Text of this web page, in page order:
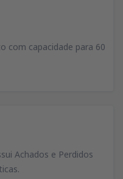
com capacidade para 60
Achados e Perdidos